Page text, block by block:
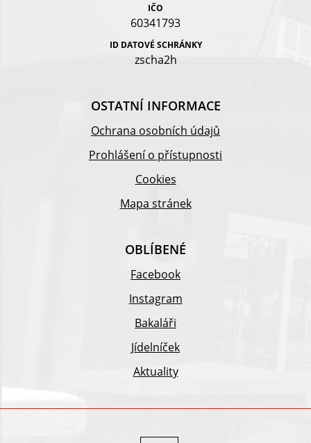
IČO
60341793
ID DATOVÉ SCHRÁNKY
zscha2h
OSTATNÍ INFORMACE
Ochrana osobních údajů
Prohlášení o přístupnosti
Cookies
Mapa stránek
OBLÍBENÉ
Facebook
Instagram
Bakaláři
Jídelníček
Aktuality